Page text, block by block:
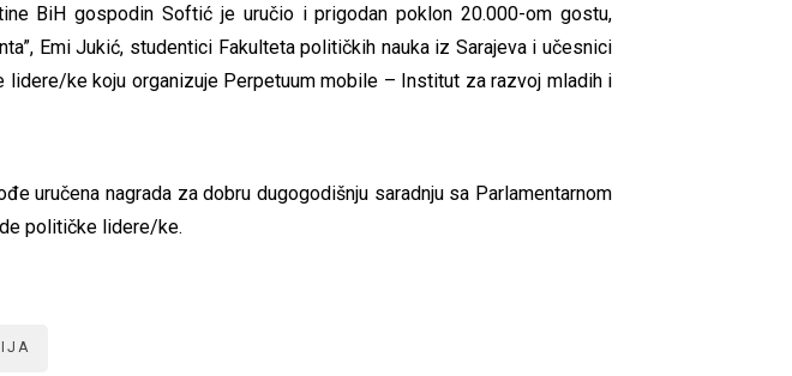
BiH gospodin Softić je uručio i prigodan poklon 20.000-om gostu,
Emi Jukić, studentici Fakulteta političkih nauka iz Sarajeva i učesnici
lidere/ke koju organizuje Perpetuum mobile – Institut za razvoj mladih i
uručena nagrada za dobru dugogodišnju saradnju sa Parlamentarnom
političke lidere/ke.